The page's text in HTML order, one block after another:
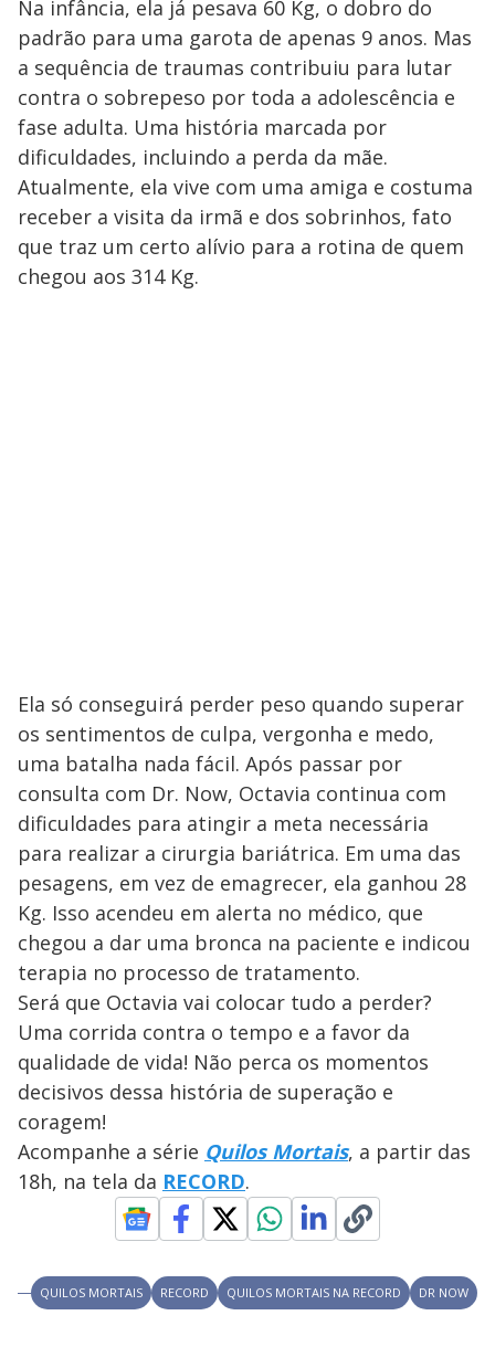
Na infância, ela já pesava 60 Kg, o dobro do
padrão para uma garota de apenas 9 anos. Mas
a sequência de traumas contribuiu para lutar
contra o sobrepeso por toda a adolescência e
fase adulta. Uma história marcada por
dificuldades, incluindo a perda da mãe.
Atualmente, ela vive com uma amiga e costuma
receber a visita da irmã e dos sobrinhos, fato
que traz um certo alívio para a rotina de quem
chegou aos 314 Kg.
Ela só conseguirá perder peso quando superar
os sentimentos de culpa, vergonha e medo,
uma batalha nada fácil. Após passar por
consulta com Dr. Now, Octavia continua com
dificuldades para atingir a meta necessária
para realizar a cirurgia bariátrica. Em uma das
pesagens, em vez de emagrecer, ela ganhou 28
Kg. Isso acendeu em alerta no médico, que
chegou a dar uma bronca na paciente e indicou
terapia no processo de tratamento.
Será que Octavia vai colocar tudo a perder?
Uma corrida contra o tempo e a favor da
qualidade de vida! Não perca os momentos
decisivos dessa história de superação e
coragem!
Acompanhe a série Quilos Mortais, a partir das
18h, na tela da RECORD.
QUILOS MORTAIS RECORD QUILOS MORTAIS NA RECORD DR NOW